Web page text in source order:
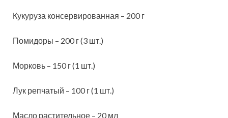
Кукуруза консервированная – 200 г
Помидоры – 200 г (3 шт.)
Морковь – 150 г (1 шт.)
Лук репчатый – 100 г (1 шт.)
Масло растительное – 20 мл